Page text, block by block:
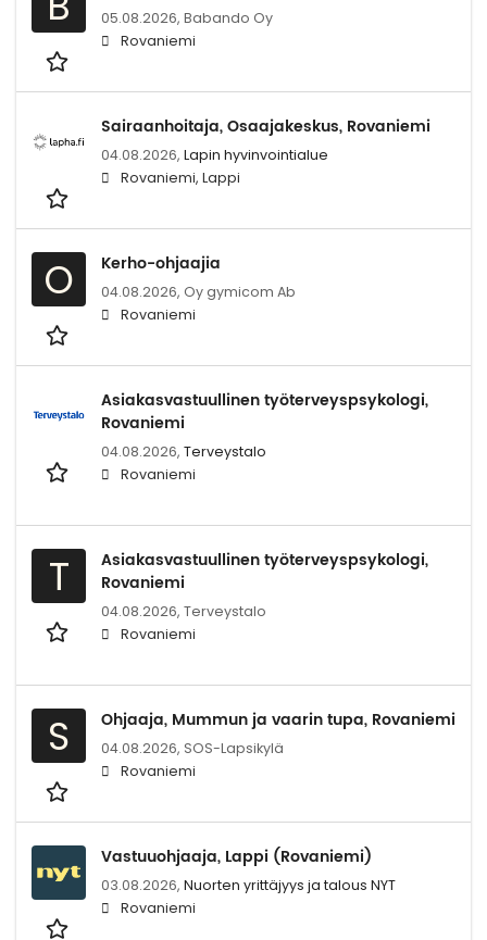
05.08.2026, Babando Oy
Rovaniemi
Sairaanhoitaja, Osaajakeskus, Rovaniemi
04.08.2026, Lapin hyvinvointialue
Rovaniemi, Lappi
O Kerho-ohjaajia
04.08.2026, Oy gymicom Ab
Rovaniemi
Asiakasvastuullinen työterveyspsykologi,
Rovaniemi
04.08.2026, Terveystalo
Rovaniemi
T
Asiakasvastuullinen työterveyspsykologi,
Rovaniemi
04.08.2026, Terveystalo
Rovaniemi
S Ohjaaja, Mummun ja vaarin tupa, Rovaniemi
04.08.2026, SOS-Lapsikylä
Rovaniemi
Vastuuohjaaja, Lappi (Rovaniemi)
03.08.2026, Nuorten yrittäjyys ja talous NYT
Rovaniemi